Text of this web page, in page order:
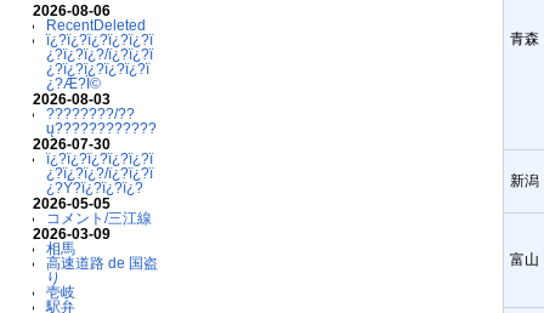
2026-08-06
RecentDeleted
ï¿?ï¿?ï¿?ï¿?ï¿?ï
¿?ï¿?ï¿?/ï¿?ï¿?ï
¿?ï¿?ï¿?ï¿?ï¿?ï
¿?Æ?Ï©
2026-08-03
????????/??
ų????????????
2026-07-30
ï¿?ï¿?ï¿?ï¿?ï¿?ï
¿?ï¿?ï¿?/ï¿?ï¿?ï
¿?Ý?ï¿?ï¿?ï¿?
2026-05-05
コメント/三江線
2026-03-09
相馬
高速道路 de 国盗
り
壱岐
駅弁
青森
新潟
富山